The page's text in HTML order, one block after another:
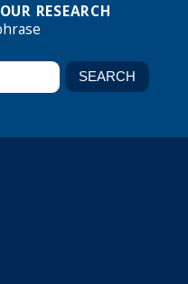
RESEARCH